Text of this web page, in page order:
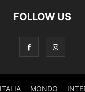
FOLLOW US
ITALIA MONDO